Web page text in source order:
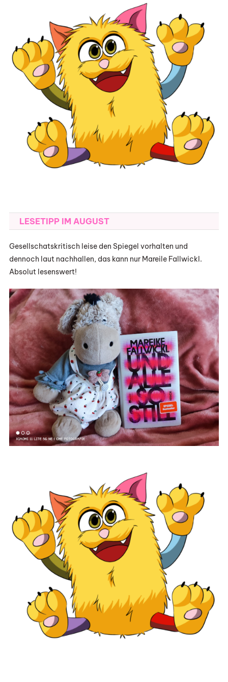
LESETIPP IM AUGUST
Gesellschatskritisch leise den Spiegel vorhalten und
dennoch laut nachhallen, das kann nur Mareile Fallwickl.
Absolut lesenswert!